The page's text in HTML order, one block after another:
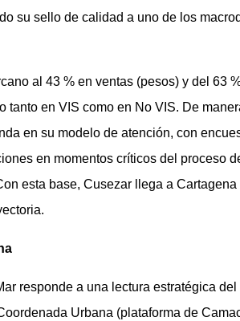
su sello de calidad a uno de los
al 43 % en ventas (pesos) y del 63
tanto en VIS como en No VIS. De
en su modelo de atención, con
en momentos críticos del proceso
esta base, Cusezar llega a
responde a una lectura estratégica
Urbana (plataforma de